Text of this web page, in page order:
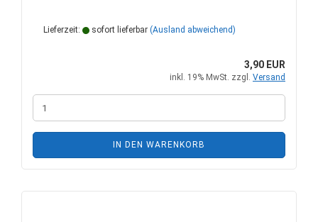
Lieferzeit: sofort lieferbar (Ausland abweichend)
3,90 EUR
inkl. 19% MwSt. zzgl. Versand
IN DEN WARENKORB